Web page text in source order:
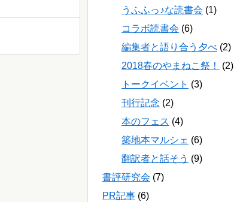
うふふっ♪な読書会 (1)
コラボ読書会 (6)
編集者と語り合う夕べ (2)
2018春のやまねこ祭！
(2)
トークイベント (3)
刊行記念 (2)
本のフェス (4)
築地本マルシェ (6)
翻訳者と話そう (9)
書評研究会 (7)
PR記事 (6)